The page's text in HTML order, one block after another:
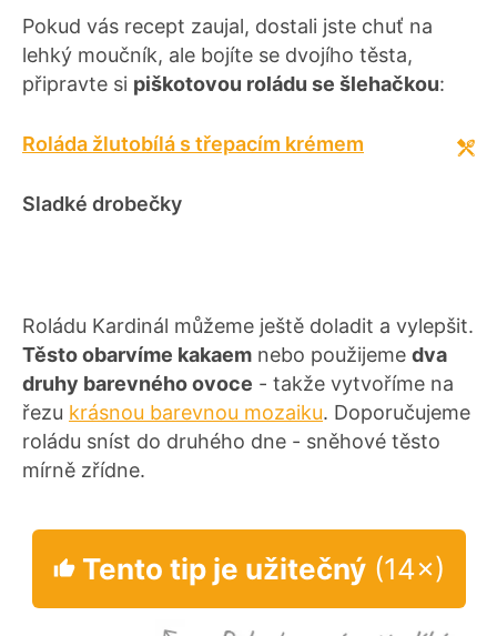
Pokud vás recept zaujal, dostali jste chuť na
lehký moučník, ale bojíte se dvojího těsta,
připravte si piškotovou roládu se šlehačkou:
Roláda žlutobílá s třepacím krémem
Sladké drobečky
Roládu Kardinál můžeme ještě doladit a vylepšit.
Těsto obarvíme kakaem nebo použijeme dva
druhy barevného ovoce - takže vytvoříme na
řezu krásnou barevnou mozaiku. Doporučujeme
roládu sníst do druhého dne - sněhové těsto
mírně zřídne.
Tento tip je užitečný(14×)